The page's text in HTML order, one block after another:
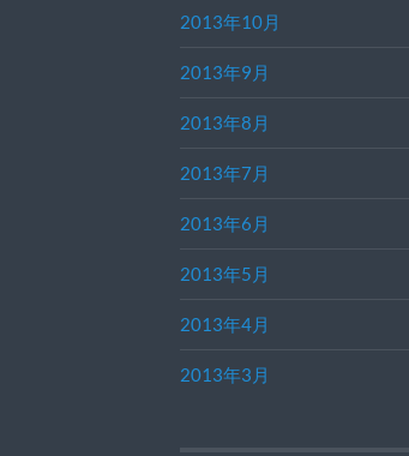
2013年10月
2013年9月
2013年8月
2013年7月
2013年6月
2013年5月
2013年4月
2013年3月